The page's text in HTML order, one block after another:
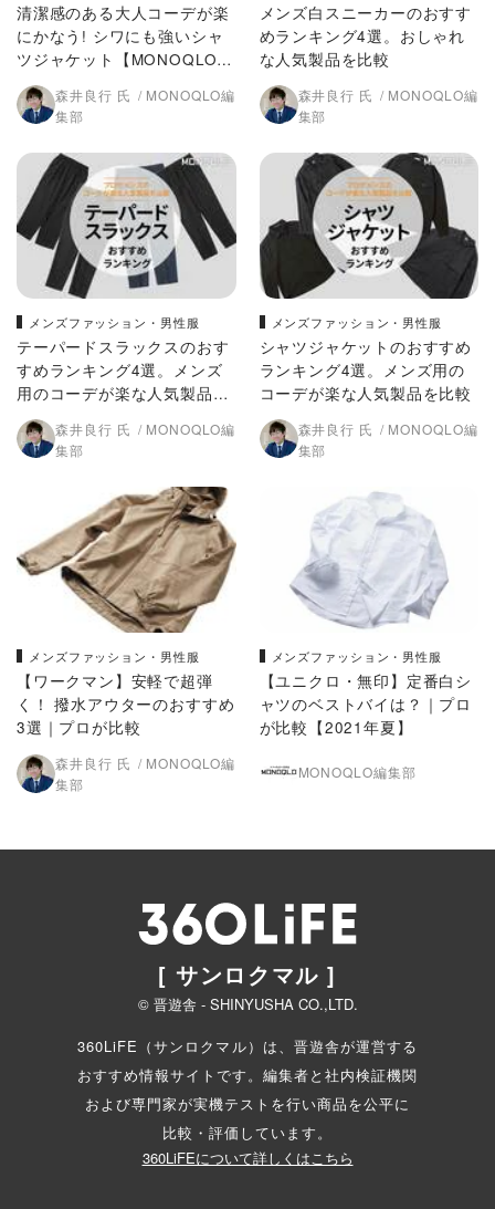
清潔感のある大人コーデが楽
にかなう! シワにも強いシャ
ツジャケット【MONOQLO2
024上半期ベストバイ】
森井良行 氏
MONOQLO編
集部
メンズ白スニーカーのおすす
めランキング4選。おしゃれ
な人気製品を比較
森井良行 氏
MONOQLO編
集部
メンズファッション・男性服
テーパードスラックスのおす
すめランキング4選。メンズ
用のコーデが楽な人気製品を
比較
森井良行 氏
MONOQLO編
集部
メンズファッション・男性服
シャツジャケットのおすすめ
ランキング4選。メンズ用の
コーデが楽な人気製品を比較
森井良行 氏
MONOQLO編
集部
メンズファッション・男性服
【ワークマン】安軽で超弾
く！ 撥水アウターのおすすめ
3選｜プロが比較
森井良行 氏
MONOQLO編
集部
メンズファッション・男性服
【ユニクロ・無印】定番白シ
ャツのベストバイは？｜プロ
が比較【2021年夏】
MONOQLO編集部
[ サンロクマル ]
© 晋遊舎 - SHINYUSHA CO.,LTD.
360LiFE（サンロクマル）は、晋遊舎が運営する
おすすめ情報サイトです。編集者と社内検証機関
および専門家が実機テストを行い商品を公平に
比較・評価しています。
360LiFEについて詳しくはこちら